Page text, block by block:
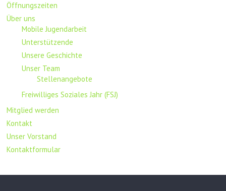
Öffnungszeiten
Über uns
Mobile Jugendarbeit
Unterstützende
Unsere Geschichte
Unser Team
Stellenangebote
Freiwilliges Soziales Jahr (FSJ)
Mitglied werden
Kontakt
Unser Vorstand
Kontaktformular